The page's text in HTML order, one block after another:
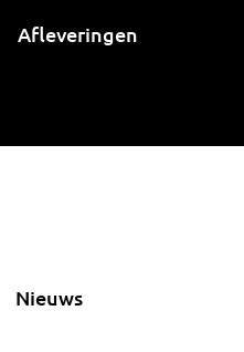
Afleveringen
Nieuws